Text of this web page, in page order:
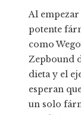
Al
potente
como
Zepbound
dieta y el
esperan
un solo